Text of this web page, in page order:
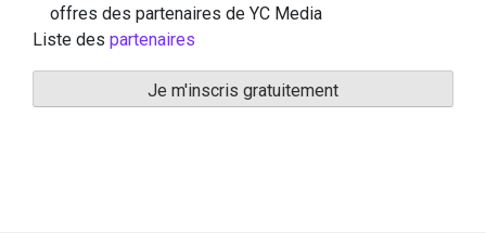
offres des partenaires de YC Media
Liste des partenaires